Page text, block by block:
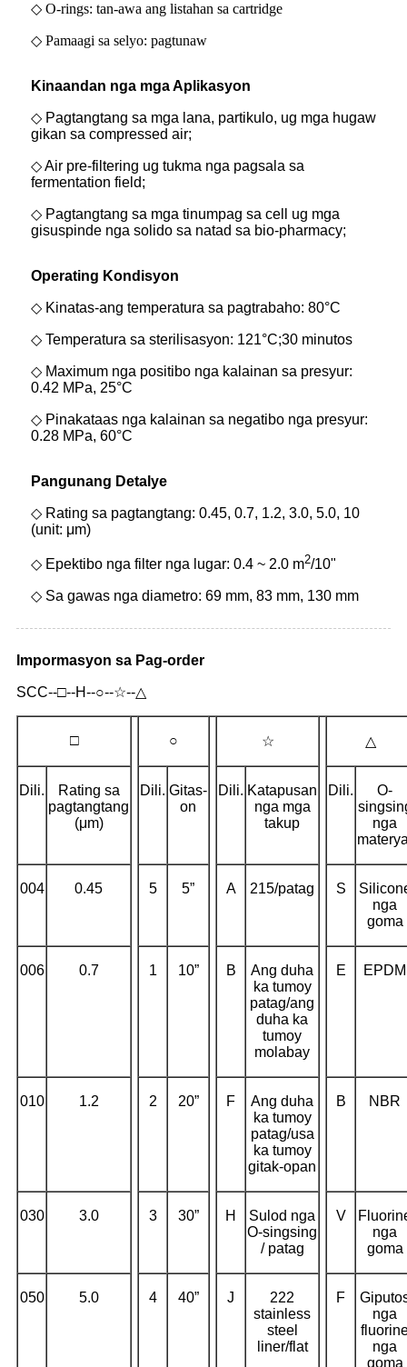
◇ O-rings: tan-awa ang listahan sa cartridge
◇ Pamaagi sa selyo: pagtunaw
Kinaandan nga mga Aplikasyon
◇ Pagtangtang sa mga lana, partikulo, ug mga hugaw
gikan sa compressed air;
◇ Air pre-filtering ug tukma nga pagsala sa
fermentation field;
◇ Pagtangtang sa mga tinumpag sa cell ug mga
gisuspinde nga solido sa natad sa bio-pharmacy;
Operating Kondisyon
◇ Kinatas-ang temperatura sa pagtrabaho: 80°C
◇ Temperatura sa sterilisasyon: 121°C;30 minutos
◇ Maximum nga positibo nga kalainan sa presyur:
0.42 MPa, 25°C
◇ Pinakataas nga kalainan sa negatibo nga presyur:
0.28 MPa, 60°C
Pangunang Detalye
◇ Rating sa pagtangtang: 0.45, 0.7, 1.2, 3.0, 5.0, 10
(unit: μm)
◇ Epektibo nga filter nga lugar: 0.4 ~ 2.0 m2/10"
◇ Sa gawas nga diametro: 69 mm, 83 mm, 130 mm
Impormasyon sa Pag-order
SCC--□--H--○--☆--△
□ ○ ☆ △
Dili.
Rating sa
pagtangtang
(μm)
Dili. Gitas-
on
Dili. Katapusan
nga mga
takup
Dili.
O-
nga
004 0.45 5 5” A 215/patag S
nga
goma
006 0.7 1 10” B
Ang duha
ka tumoy
patag/ang
duha ka
tumoy
molabay
E EPDM
010 1.2 2 20” F
Ang duha
ka tumoy
patag/usa
ka tumoy
gitak-opan
B NBR
030 3.0 3 30” H
Sulod nga
O-singsing
/ patag
V
nga
goma
050 5.0 4 40” J
222
stainless
steel
liner/flat
F
nga
nga
goma